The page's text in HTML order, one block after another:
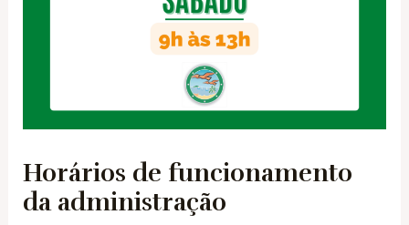
Horários de funcionamento
da administração